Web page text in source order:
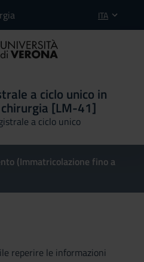
ITA
a ciclo unico in
[LM-41]
a ciclo unico
(Immatricolazione fino a
reperire le informazioni